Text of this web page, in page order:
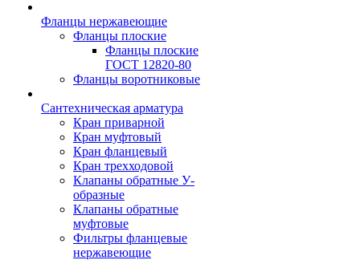
Фланцы нержавеющие
Фланцы плоские
Фланцы плоские
ГОСТ 12820-80
Фланцы воротниковые
Сантехническая арматура
Кран приварной
Кран муфтовый
Кран фланцевый
Кран трехходовой
Клапаны обратные У-
образные
Клапаны обратные
муфтовые
Фильтры фланцевые
нержавеющие